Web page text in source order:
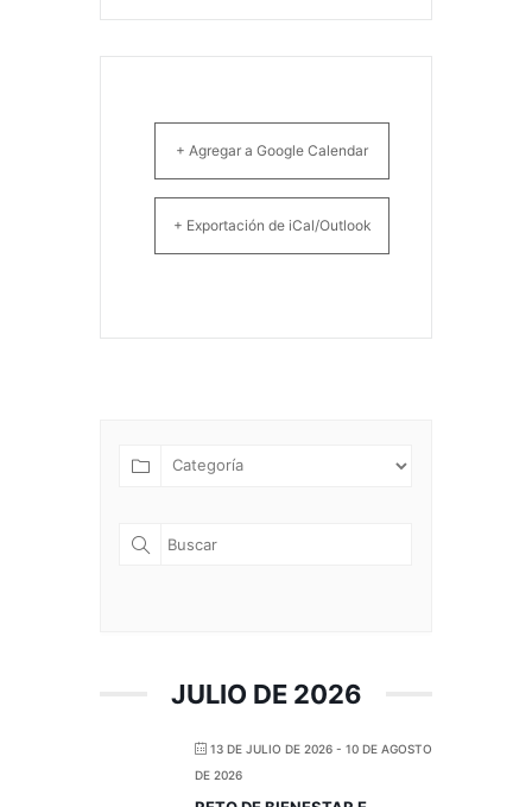
+ Agregar a Google Calendar
+ Exportación de iCal/Outlook
JULIO DE 2026
13 DE JULIO DE 2026 - 10 DE AGOSTO
DE 2026